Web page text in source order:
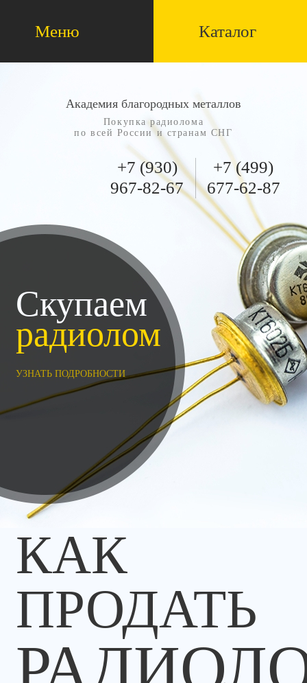
Меню Каталог
Академия благородных металлов
Покупка радиолома
по всей России и странам СНГ
+7 (930)
967-82-67
+7 (499)
677-62-87
Скупаем
радиолом
УЗНАТЬ ПОДРОБНОСТИ
КАК
ПРОДАТЬ